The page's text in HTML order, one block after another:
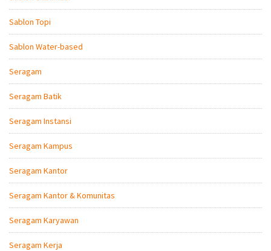
Sablon Topi
Sablon Water-based
Seragam
Seragam Batik
Seragam Instansi
Seragam Kampus
Seragam Kantor
Seragam Kantor & Komunitas
Seragam Karyawan
Seragam Kerja